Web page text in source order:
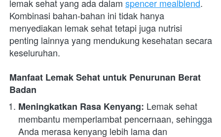
lemak sehat yang ada dalam spencer mealblend.
Kombinasi bahan-bahan ini tidak hanya
menyediakan lemak sehat tetapi juga nutrisi
penting lainnya yang mendukung kesehatan secara
keseluruhan.
Manfaat Lemak Sehat untuk Penurunan Berat
Badan
Meningkatkan Rasa Kenyang: Lemak sehat
membantu memperlambat pencernaan, sehingga
Anda merasa kenyang lebih lama dan